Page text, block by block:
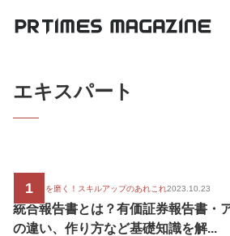
エキスパート
1
広報の腕を磨く！スキルアップのあれこれ2023.10.23
統合報告書とは？有価証券報告書・
の違い、作り方など基礎知識を解...